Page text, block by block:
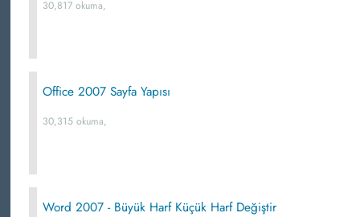
30,817 okuma,
Office 2007 Sayfa Yapısı
30,315 okuma,
Word 2007 - Büyük Harf Küçük Harf Değiştir